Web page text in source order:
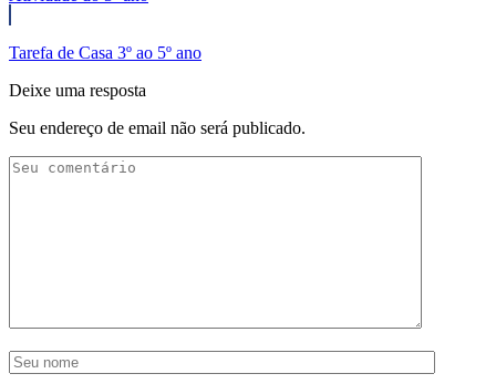
Tarefa de Casa 3º ao 5º ano
Deixe uma resposta
Seu endereço de email não será publicado.